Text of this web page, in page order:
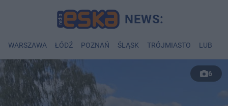
WARSZAWA ŁÓDŹ POZNAŃ ŚLĄSK TRÓJMIASTO LUBLIN
6